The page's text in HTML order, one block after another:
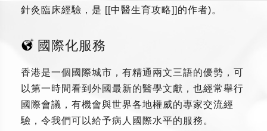
針灸臨床經驗，是 [[中醫生育攻略]]的作者)。
國際化服務
香港是一個國際城市，有精通兩文三語的優勢，可
以第一時間看到外國最新的醫學文獻，也經常舉行
國際會議，有機會與世界各地權威的專家交流經
驗，令我們可以給予病人國際水平的服務。